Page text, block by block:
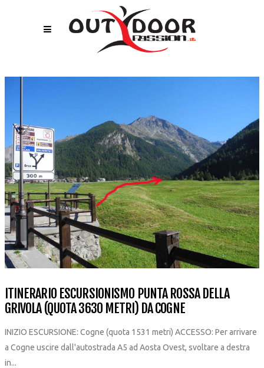
ITINERARIO ESCURSIONISMO PUNTA ROSSA DELLA
GRIVOLA (QUOTA 3630 METRI) DA COGNE
INIZIO ESCURSIONE: Cogne (quota 1531 metri) ACCESSO: Per arrivare
a Cogne uscire dall'autostrada A5 ad Aosta Ovest, svoltare a destra
in...